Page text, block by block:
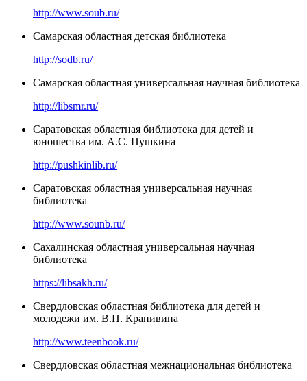
http://www.soub.ru/
Самарская областная детская библиотека
http://sodb.ru/
Самарская областная универсальная научная библиотека
http://libsmr.ru/
Саратовская областная библиотека для детей и
юношества им. А.С. Пушкина
http://pushkinlib.ru/
Саратовская областная универсальная научная
библиотека
http://www.sounb.ru/
Сахалинская областная универсальная научная
библиотека
https://libsakh.ru/
Свердловская областная библиотека для детей и
молодежи им. В.П. Крапивина
http://www.teenbook.ru/
Свердловская областная межнациональная библиотека